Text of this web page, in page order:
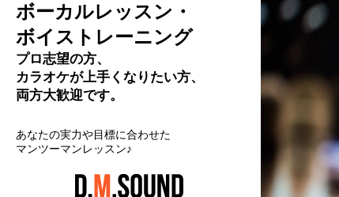
DTM・DAWレッスン
初心者の方、スキルアップ希望の方
とにかくパソコンで曲を作ってみた
いなど大歓迎！
て曲を制作します。
ボーカルレッスン・
ボイストレーニング
プロ志望の方、
カラオケが上手くなりたい方、
両方大歓迎です。
あなたの実力や目標に合わせた
マンツーマンレッスン♪